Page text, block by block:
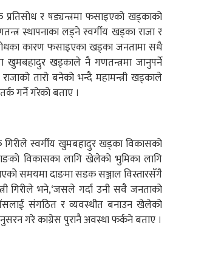
र षड्यन्त्रमा फसाइएको खड्काको
स्थापनाका लड्ने स्वर्गीय खड्का राजा र
कारण फसाइएका खड्का जनतामा सधै
खुमबहादुर खड्काले नै गणतन्त्रमा जानुपर्ने
तारो बनेको भन्दै महामन्त्री खड्काले
गर्ने गरेको बताए ।
गिरीले स्वर्गीय खुमबहादुर खड्का विकासको
विकासका लागि खेलेको भुमिका लागि
समयमा दाङमा सडक सञ्जाल विस्तारसँगै
गिरीले भने,‘जसले गर्दा उनी सवै जनताको
संगठित र व्यवस्थीत बनाउन खेलेको
गरे काग्रेस पुरानै अवस्था फर्कने बताए ।